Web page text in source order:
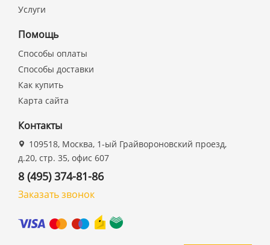
Услуги
Помощь
Способы оплаты
Способы доставки
Как купить
Карта сайта
Контакты
109518, Москва, 1-ый Грайвороновский проезд,
д.20, стр. 35, офис 607
8 (495) 374-81-86
Заказать звонок